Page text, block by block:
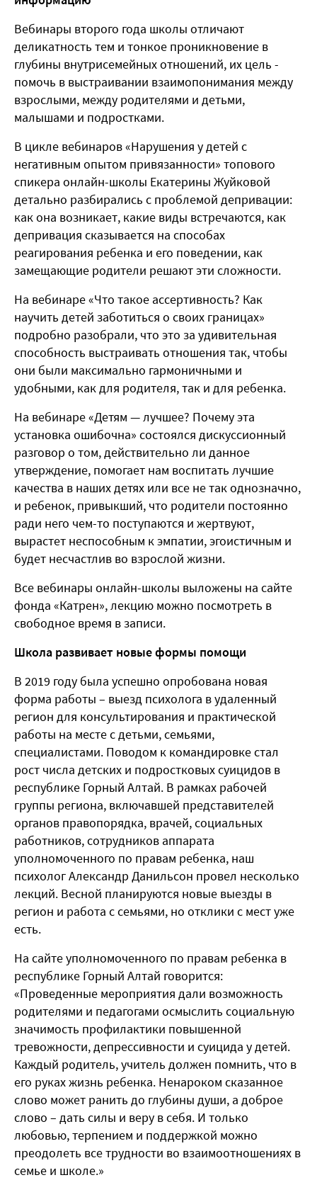
Вебинары второго года школы отличают
деликатность тем и тонкое проникновение в
глубины внутрисемейных отношений, их цель -
помочь в выстраивании взаимопонимания между
взрослыми, между родителями и детьми,
малышами и подростками.
В цикле вебинаров «Нарушения у детей с
негативным опытом привязанности» топового
спикера онлайн-школы Екатерины Жуйковой
детально разбирались с проблемой депривации:
как она возникает, какие виды встречаются, как
депривация сказывается на способах
реагирования ребенка и его поведении, как
замещающие родители решают эти сложности.
На вебинаре «Что такое ассертивность? Как
научить детей заботиться о своих границах»
подробно разобрали, что это за удивительная
способность выстраивать отношения так, чтобы
они были максимально гармоничными и
удобными, как для родителя, так и для ребенка.
На вебинаре «Детям — лучшее? Почему эта
установка ошибочна» состоялся дискуссионный
разговор о том, действительно ли данное
утверждение, помогает нам воспитать лучшие
качества в наших детях или все не так однозначно,
и ребенок, привыкший, что родители постоянно
ради него чем-то поступаются и жертвуют,
вырастет неспособным к эмпатии, эгоистичным и
будет несчастлив во взрослой жизни.
Все вебинары онлайн-школы выложены на сайте
фонда «Катрен», лекцию можно посмотреть в
свободное время в записи.
Школа развивает новые формы помощи
В 2019 году была успешно опробована новая
форма работы – выезд психолога в удаленный
регион для консультирования и практической
работы на месте с детьми, семьями,
специалистами. Поводом к командировке стал
рост числа детских и подростковых суицидов в
республике Горный Алтай. В рамках рабочей
группы региона, включавшей представителей
органов правопорядка, врачей, социальных
работников, сотрудников аппарата
уполномоченного по правам ребенка, наш
психолог Александр Данильсон провел несколько
лекций. Весной планируются новые выезды в
регион и работа с семьями, но отклики с мест уже
есть.
На сайте уполномоченного по правам ребенка в
республике Горный Алтай говорится:
«Проведенные мероприятия дали возможность
родителями и педагогами осмыслить социальную
значимость профилактики повышенной
тревожности, депрессивности и суицида у детей.
Каждый родитель, учитель должен помнить, что в
его руках жизнь ребенка. Ненароком сказанное
слово может ранить до глубины души, а доброе
слово – дать силы и веру в себя. И только
любовью, терпением и поддержкой можно
преодолеть все трудности во взаимоотношениях в
семье и школе.»